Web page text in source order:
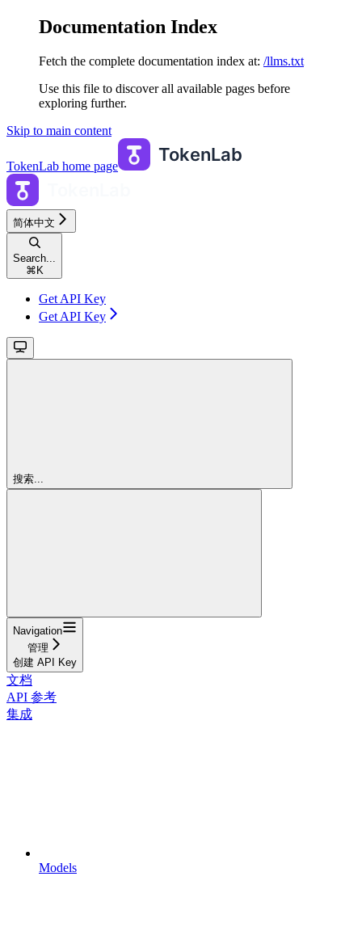
Documentation Index
Fetch the complete documentation index at: /llms.txt
Use this file to discover all available pages before
exploring further.
Skip to main content
TokenLab home page
简体中文
Search...
⌘ K
Get API Key
Get API Key
搜索...
Navigation
管理
创建 API Key
文档
API 参考
集成
Models